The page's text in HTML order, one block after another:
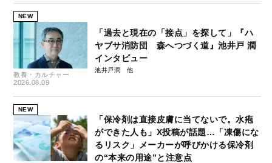
NEW
教養・カルチャー
2026.08.09
「過去と現在の「接点」を探して」『ハ
ヤブサ消防団 森へつづく道』池井戸 潤
インタビュー
池井戸潤
NEW
「保冷剤は直接皮膚に当てないで。水疱
ができた人も」X投稿が話題…「凍傷にな
るリスク」メーカーが呼びかける保冷剤
の“本来の用途”と注意点